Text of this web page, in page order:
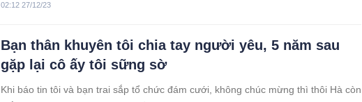
02:12 27/12/23
Bạn thân khuyên tôi chia tay người yêu, 5 năm sau
gặp lại cô ấy tôi sững sờ
Khi báo tin tôi và bạn trai sắp tổ chức đám cưới, không chúc mừng thì thôi Hà còn